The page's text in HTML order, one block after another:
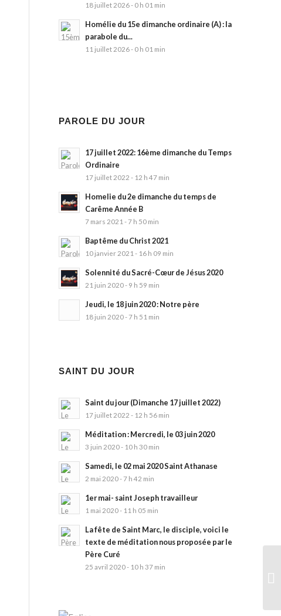
18 juillet 2026 - 0 h 01 min
Homélie du 15e dimanche ordinaire (A) : la
parabole du...
11 juillet 2026 - 0 h 01 min
PAROLE DU JOUR
17 juillet 2022: 16ème dimanche du Temps
Ordinaire
17 juillet 2022 - 12 h 47 min
Homelie du 2e dimanche du temps de
Carême Année B
7 mars 2021 - 7 h 50 min
Baptême du Christ 2021
10 janvier 2021 - 16 h 09 min
Solennité du Sacré-Cœur de Jésus 2020
21 juin 2020 - 9 h 59 min
Jeudi, le 18 juin 2020 : Notre père
18 juin 2020 - 7 h 51 min
SAINT DU JOUR
Saint du jour (Dimanche 17 juillet 2022)
17 juillet 2022 - 12 h 56 min
Méditation : Mercredi, le 03 juin 2020
3 juin 2020 - 10 h 30 min
Samedi, le 02 mai 2020 Saint Athanase
2 mai 2020 - 7 h 42 min
1er mai- saint Joseph travailleur
1 mai 2020 - 11 h 05 min
La fête de Saint Marc, le disciple, voici le
texte de méditation nous proposée par le
Père Curé
25 avril 2020 - 10 h 37 min